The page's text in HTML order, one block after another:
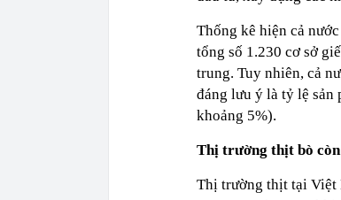
Thống kê hiện cả
tổng số 1.230 cơ sở
trung. Tuy nhiên, cả
đáng lưu ý là tỷ lệ sản
khoảng 5%).
Thị trường thịt bò
Thị trường thịt tại Việt